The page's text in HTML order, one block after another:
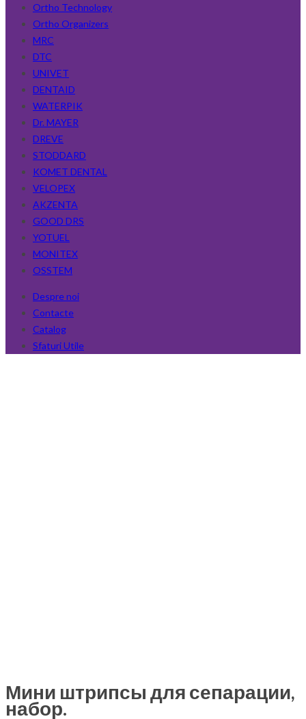
Ortho Technology
Ortho Organizers
MRC
DTC
UNIVET
DENTAID
WATERPIK
Dr. MAYER
DREVE
STODDARD
KOMET DENTAL
VELOPEX
AKZENTA
GOOD DRS
YOTUEL
MONITEX
OSSTEM
Despre noi
Contacte
Catalog
Sfaturi Utile
Мини штрипсы для сепарации,
набор.